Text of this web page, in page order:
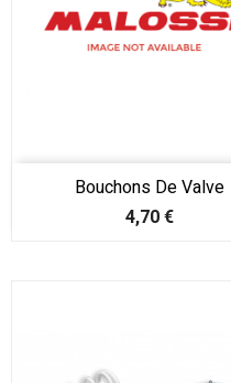
Bouchons De Valve
Prix
4,70 €